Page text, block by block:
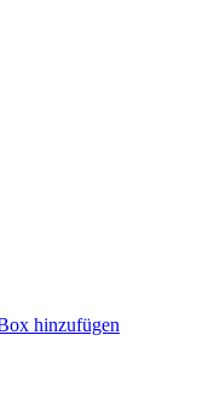
hinzufügen